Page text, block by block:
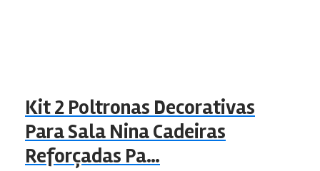
Kit 2 Poltronas Decorativas
Para Sala Nina Cadeiras
Reforçadas Pa…